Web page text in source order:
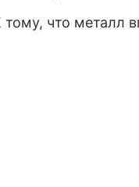
что металл